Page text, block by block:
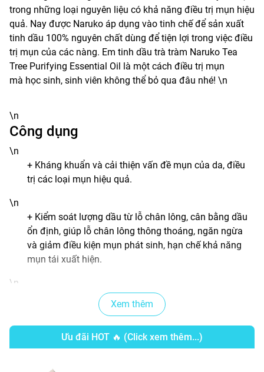
trong những loại nguyên liệu có khả năng điều trị mụn hiệu
quả. Nay được Naruko áp dụng vào tinh chế để sản xuất
tinh dầu 100% nguyên chất dùng để tiện lợi trong việc điều
trị mụn của các nàng. Em tinh dầu trà tràm Naruko Tea
Tree Purifying Essential Oil là một cách điều trị mụn
mà học sinh, sinh viên không thể bỏ qua đâu nhé! \n
\n
Công dụng
\n
+ Kháng khuẩn và cải thiện vấn đề mụn của da, điều
trị các loại mụn hiệu quả.
\n
+ Kiểm soát lượng dầu từ lỗ chân lông, cân bằng dầu
ổn định, giúp lỗ chân lông thông thoáng, ngăn ngừa
và giảm điều kiện mụn phát sinh, hạn chế khả năng
mụn tái xuất hiện.
\n
+ Làm dịu và phục hồi da, giúp giảm kích ứng da.
+ Tái tạo tế bào da bị tổn thương và kích thích tế bào
mới phát triển, mang lại cho bạn làn da chắc khỏe, đầy
Xem thêm
Ưu đãi HOT 🔥 (Click xem thêm...)